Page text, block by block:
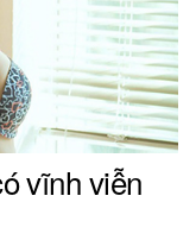
vĩnh viễn